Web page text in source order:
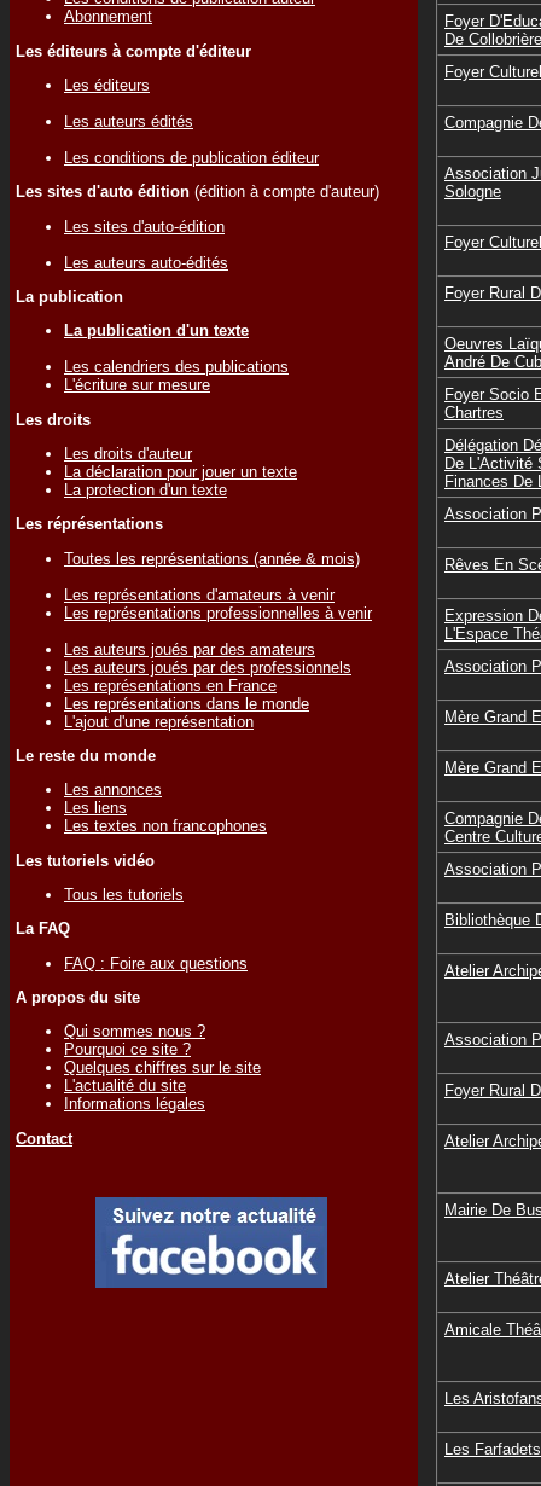
Abonnement
Les éditeurs à compte d'éditeur
Les éditeurs
Les auteurs édités
Les conditions de publication éditeur
Les sites d'auto édition (édition à compte d'auteur)
Les sites d'auto-édition
Les auteurs auto-édités
La publication
La publication d'un texte
Les calendriers des publications
L'écriture sur mesure
Les droits
Les droits d'auteur
La déclaration pour jouer un texte
La protection d'un texte
Les réprésentations
Toutes les représentations (année & mois)
Les représentations d'amateurs à venir
Les représentations professionnelles à venir
Les auteurs joués par des amateurs
Les auteurs joués par des professionnels
Les représentations en France
Les représentations dans le monde
L'ajout d'une représentation
Le reste du monde
Les annonces
Les liens
Les textes non francophones
Les tutoriels vidéo
Tous les tutoriels
La FAQ
FAQ : Foire aux questions
A propos du site
Qui sommes nous ?
Pourquoi ce site ?
Quelques chiffres sur le site
L'actualité du site
Informations légales
Contact
Foyer
De
Foyer
Compagnie
Association
Sologne
Foyer
Foyer Rural
Oeuvres
André De
Foyer Socio
Chartres
Délégation
De L'Activité
Finances De
Association
Rêves En
Expression
L'Espace
Association
Mère Grand
Mère Grand
Compagnie
Centre
Association
Bibliothèque
Atelier
Association
Foyer Rural
Atelier
Mairie De
Atelier
Amicale
Les
Les